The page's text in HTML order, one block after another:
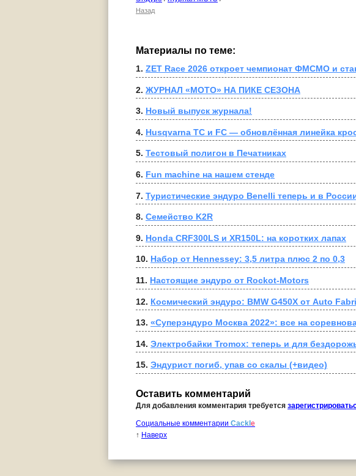
Назад
Материалы по теме:
1. ZET Race 2026 откроет чемпионат ФМСМО и
2. ЖУРНАЛ «МОТО» НА ПИКЕ СЕЗОНА
3. Новый выпуск журнала!
4. Husqvarna TC и FC — обновлённая линейка
5. Тестовый полигон в Печатниках
6. Fun machine на нашем стенде
7. Туристические эндуро Benelli теперь и в
8. Семейство K2R
9. Honda CRF300LS и XR150L: на коротких лапах
10. Набор от Hennessey: 3,5 литра плюс 2 по 0,3
11. Настоящие эндуро от Rockot-Motors
12. Космический эндуро: BMW G450X от Auto
13. «Суперэндуро Москва 2022»: все на
14. Электробайки Tromox: теперь и для
15. Эндурист погиб, упав со скалы (+видео)
Оставить комментарий
Для добавления комментария требуется
Социальные комментарии Cackl e
↑ Наверх